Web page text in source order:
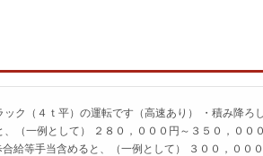
ク（４ｔ平）の運転です（高速あり） ・積み降ろ
、（一例として） ２８０，０００円～３５０，０
合給等手当含めると、（一例として） ３００，００